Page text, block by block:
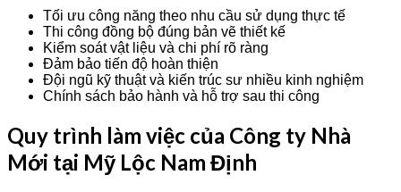
Tối ưu công năng theo nhu cầu sử dụng thực tế
Thi công đồng bộ đúng bản vẽ thiết kế
Kiểm soát vật liệu và chi phí rõ ràng
Đảm bảo tiến độ hoàn thiện
Đội ngũ kỹ thuật và kiến trúc sư nhiều kinh nghiệm
Chính sách bảo hành và hỗ trợ sau thi công
Quy trình làm việc của Công ty Nhà
Mới tại Mỹ Lộc Nam Định